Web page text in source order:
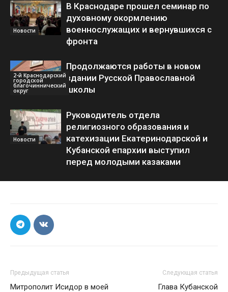
Новости
В Краснодаре прошел семинар по
духовному окормлению
военнослужащих и вернувшихся с
фронта
2-й Краснодарский
городской
благочиннический
округ
Продолжаются работы в новом
здании Русской Православной
школы
Новости
Руководитель отдела
религиозного образования и
катехизации Екатеринодарской и
Кубанской епархии выступил
перед молодыми казаками
Предыдущая статья
Митрополит Исидор в моей
Следующая статья
Глава Кубанской